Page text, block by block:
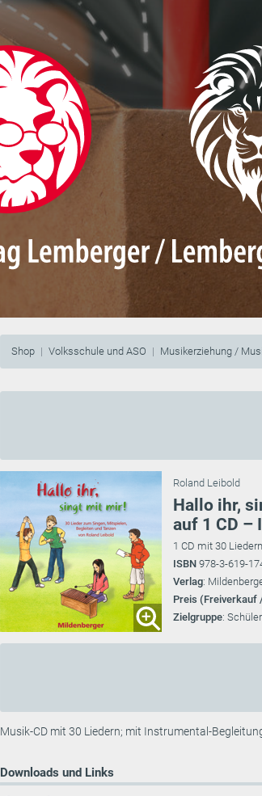
Shop Volksschule und ASO Musikerziehung /
Roland Leibold
Hallo ihr,
auf 1 CD –
1 CD mit 30
ISBN 978-3-619-
Verlag:
Preis (Freiverkauf
Zielgruppe:
Musik-CD mit 30 Liedern; mit Instrumental-
Downloads und Links